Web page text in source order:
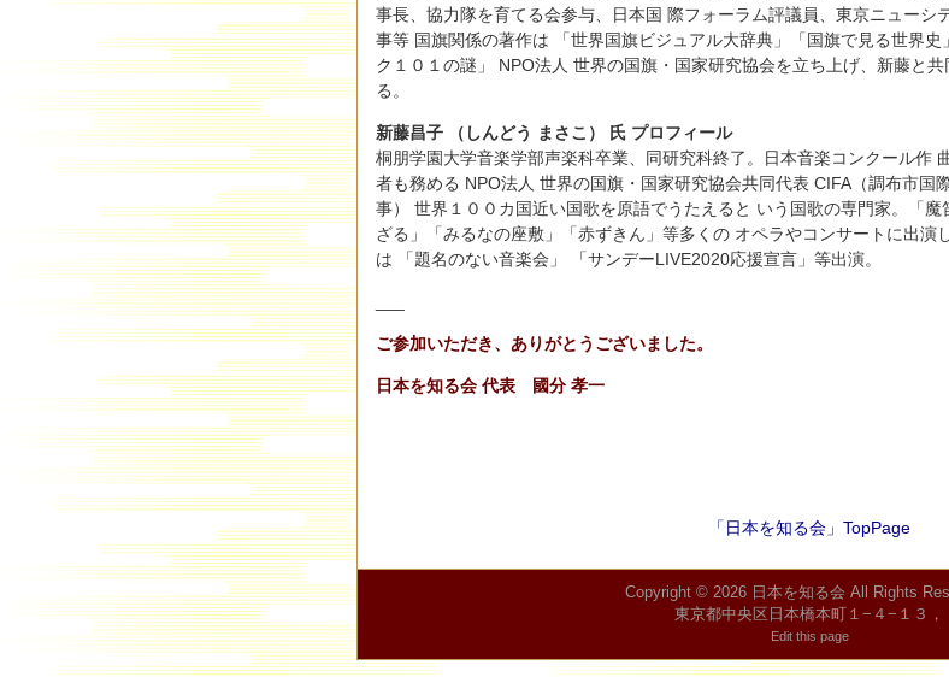
事長、協力隊を育てる会参与、日本国 際フォーラム評議員、東京ニューシ
事等 国旗関係の著作は 「世界国旗ビジュアル大辞典」「国旗で見る世界史
ク１０１の謎」 NPO法人 世界の国旗・国家研究協会を立ち上げ、新藤と共
る。
新藤昌子 （しんどう まさこ） 氏 プロフィール
桐朋学園大学音楽学部声楽科卒業、同研究科終了。日本音楽コンクール作
者も務める NPO法人 世界の国旗・国家研究協会共同代表 CIFA（調布市国
事） 世界１００カ国近い国歌を原語でうたえると いう国歌の専門家。「魔
ざる」「みるなの座敷」「赤ずきん」等多くの オペラやコンサートに出演
は 「題名のない音楽会」 「サンデーLIVE2020応援宣言」等出演。
ご参加いただき、ありがとうございました。
日本を知る会 代表 國分 孝一
「日本を知る会」TopPage
Copyright © 2026 日本を知る会 All Rights
東京都中央区日本橋本町１−４−１３，
Edit this page